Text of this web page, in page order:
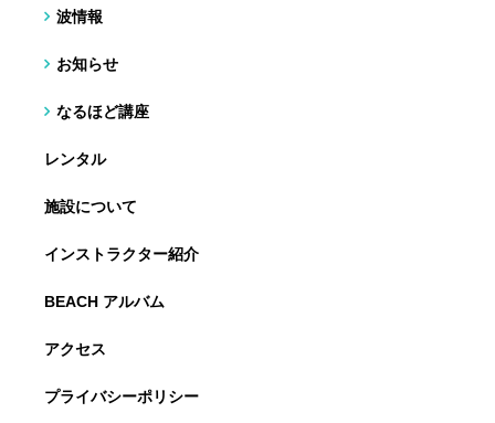
波情報
お知らせ
なるほど講座
レンタル
施設について
インストラクター紹介
BEACH アルバム
アクセス
プライバシーポリシー